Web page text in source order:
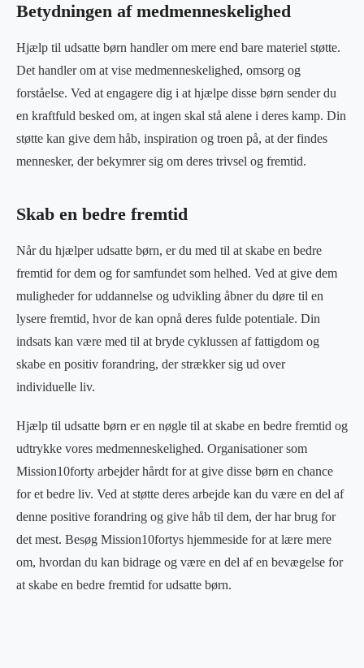
Betydningen af medmenneskelighed
Hjælp til udsatte børn handler om mere end bare materiel støtte.
Det handler om at vise medmenneskelighed, omsorg og
forståelse. Ved at engagere dig i at hjælpe disse børn sender du
en kraftfuld besked om, at ingen skal stå alene i deres kamp. Din
støtte kan give dem håb, inspiration og troen på, at der findes
mennesker, der bekymrer sig om deres trivsel og fremtid.
Skab en bedre fremtid
Når du hjælper udsatte børn, er du med til at skabe en bedre
fremtid for dem og for samfundet som helhed. Ved at give dem
muligheder for uddannelse og udvikling åbner du døre til en
lysere fremtid, hvor de kan opnå deres fulde potentiale. Din
indsats kan være med til at bryde cyklussen af fattigdom og
skabe en positiv forandring, der strækker sig ud over
individuelle liv.
Hjælp til udsatte børn er en nøgle til at skabe en bedre fremtid og
udtrykke vores medmenneskelighed. Organisationer som
Mission10forty arbejder hårdt for at give disse børn en chance
for et bedre liv. Ved at støtte deres arbejde kan du være en del af
denne positive forandring og give håb til dem, der har brug for
det mest. Besøg Mission10fortys hjemmeside for at lære mere
om, hvordan du kan bidrage og være en del af en bevægelse for
at skabe en bedre fremtid for udsatte børn.